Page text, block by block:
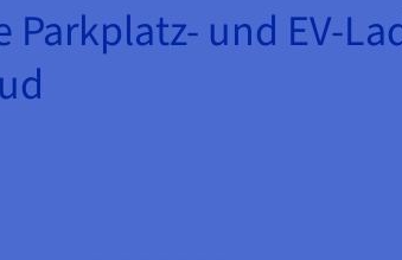
und EV-